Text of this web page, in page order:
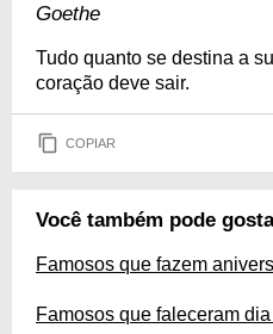
Goethe
Tudo quanto se destina a
coração deve sair.
COPIAR
Você também pode
Famosos que fazem
Famosos que faleceram